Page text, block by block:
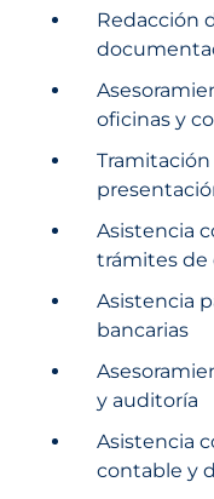
Redacción
oficinas y
Asistencia
trámites de
Asistencia
bancarias
y auditoría
Asistencia
contable y